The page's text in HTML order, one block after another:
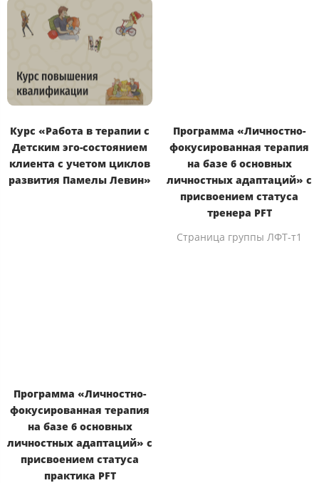
Курс «Работа в терапии с
Детским эго-состоянием
клиента с учетом циклов
развития Памелы Левин»
Программа «Личностно-
фокусированная терапия
на базе 6 основных
личностных адаптаций» с
присвоением статуса
тренера PFT
Страница группы ЛФТ-т1
Программа «Личностно-
фокусированная терапия
на базе 6 основных
личностных адаптаций» с
присвоением статуса
практика PFT